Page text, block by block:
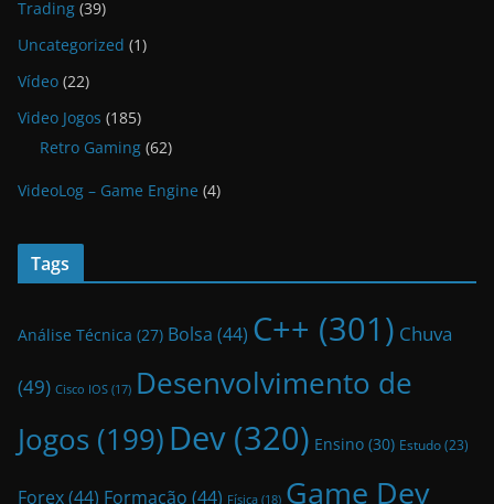
Trading (39)
Uncategorized (1)
Vídeo (22)
Video Jogos (185)
Retro Gaming (62)
VideoLog – Game Engine (4)
Tags
Análise Técnica (27) Bolsa (44) C++ (301) Chuva
(49) Cisco IOS (17) Desenvolvimento de
Jogos (199)Dev(320) Ensino (30) Estudo(23)
Forex(44) Formação (44) Física (18) Game Dev